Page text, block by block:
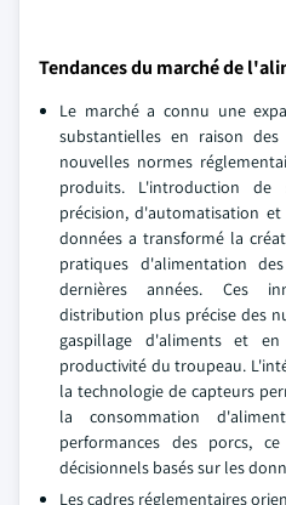
Tendances du marché de
Le marché a connu une
substantielles en raison des
nouvelles normes
produits. L'introduction de
précision, d'automatisation
données a transformé la
pratiques d'alimentation
dernières années. Ces
distribution plus précise des
gaspillage d'aliments et
productivité du troupeau.
la technologie de capteurs
la consommation
performances des porcs,
décisionnels basés sur les
Les cadres réglementaires